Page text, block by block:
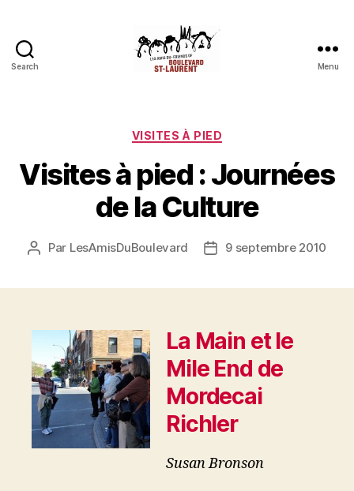
Search
boulevard
Laurent
Menu
Catégories
VISITES À PIED
Visites à pied : Journées
de la Culture
Auteur
Par LesAmisDuBoulevard
Date9 septembre 2010
La Main et le
Mile End de
Mordecai
Richler
Susan Bronson